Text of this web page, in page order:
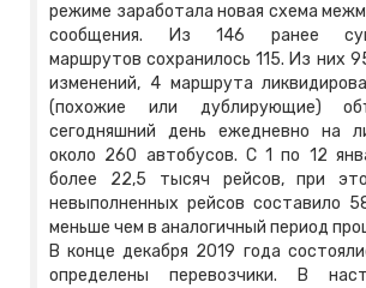
режиме заработала новая схема
сообщения. Из 146 ранее
маршрутов сохранилось 115. Из них
изменений, 4 маршрута
(похожие или дублирующие)
сегодняшний день ежедневно на
около 260 автобусов. С 1 по 12
более 22,5 тысяч рейсов, при
невыполненных рейсов составило
меньше чем в аналогичный период
В конце декабря 2019 года
определены перевозчики. В